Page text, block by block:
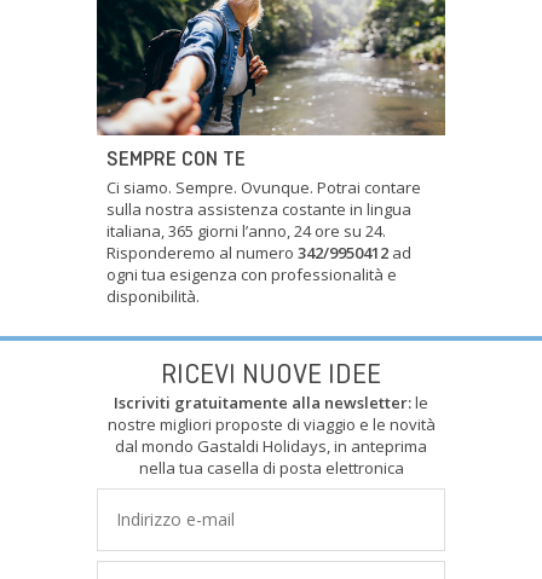
SEMPRE CON TE
Ci siamo. Sempre. Ovunque. Potrai contare
sulla nostra assistenza costante in lingua
italiana, 365 giorni l’anno, 24 ore su 24.
Risponderemo al numero 342/9950412 ad
ogni tua esigenza con professionalità e
disponibilità.
RICEVI NUOVE IDEE
Iscriviti gratuitamente alla newsletter:le
nostre migliori proposte di viaggio e le novità
dal mondo Gastaldi Holidays, in anteprima
nella tua casella di posta elettronica